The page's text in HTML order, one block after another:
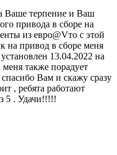
Ваше терпение и Ваш
привода в сборе на
из евро@Vто с этой
на привод в сборе меня
13.04.2022 на
также порадует
Вам и скажу сразу
, ребята работают
5 . Удачи!!!!!